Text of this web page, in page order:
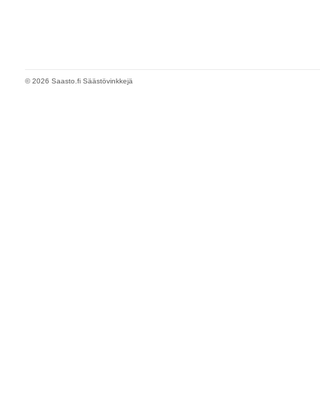
© 2026 Saasto.fi Säästövinkkejä